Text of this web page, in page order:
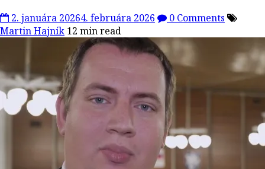
2. januára 20264. februára 2026
0 Comments
Martin Hajník 12 min read